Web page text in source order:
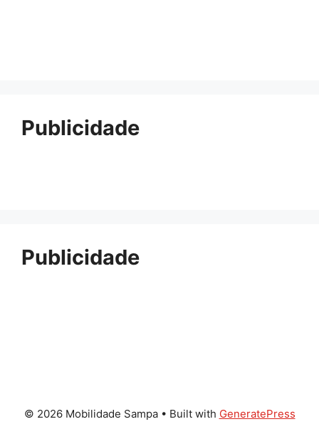
Publicidade
Publicidade
© 2026 Mobilidade Sampa• Built with GeneratePress